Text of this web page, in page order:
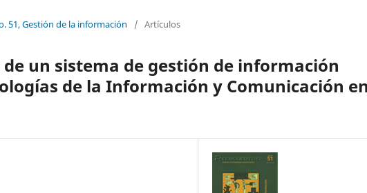
51, Gestión de la información / Artículos
de un sistema de gestión de información
de la Información y Comunicación en